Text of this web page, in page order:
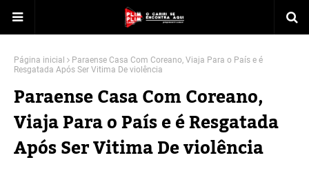
Página inicial
Paraense Casa Com Coreano, Viaja Para o País e é
Resgatada Após Ser Vitima De violência
Paraense Casa Com Coreano,
Viaja Para o País e é Resgatada
Após Ser Vitima De violência